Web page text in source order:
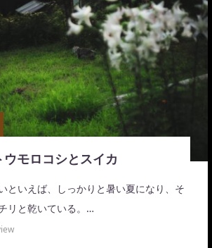
ウモロコシとスイカ
といえば、しっかりと暑い夏になり、そ
リと乾いている。…